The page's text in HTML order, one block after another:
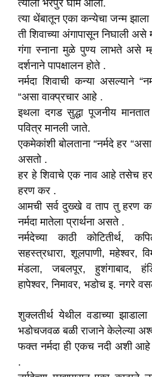
त्याला भरपुर घाम आला.
त्या थेंबातून एका कन्येचा जन्म झाला
ती शिवाच्या अंगापासून निघाली असे
गंगा स्नाना मुळे पुण्य लाभते असे
दर्शनाने पापक्षालन होते .
नर्मदा शिवाची कन्या असल्याने
“असा वाक्प्रचार आहे .
इथला दगड सुद्धा पूजनीय
पवित्र मानली जाते.
एकमेकांशी बोलताना “नर्मदे हर
असतो .
हर हे शिवाचे एक नाव आहे तसेच
हरण कर .
आमची सर्व दुख्खे व ताप तु हरण
नर्मदा मातेला प्रार्थना असते .
नर्मदेच्या काठी कोटितीर्थ,
सहस्त्रधारा, शूलपाणी, महेश्वर,
मंडला, जबलपूर, हुशंगाबाद,
हापेश्वर, निमावर, भडोच इ. नगरे
शुक्लतीर्थ येथील वडाच्या
भडोचजवळ बळी राजाने केलेल्या
फक्त नर्मदा ही एकच नदी अशी आहे
.